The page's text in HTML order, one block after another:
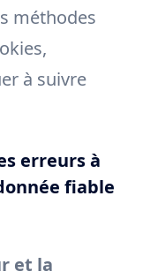
méthodes
à suivre
erreurs à
fiable
et la